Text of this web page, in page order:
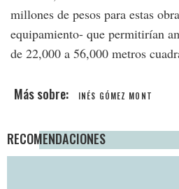
millones de pesos para estas
equipamiento- que permitirían
de 22,000 a 56,000 metros
INÉS GÓMEZ MONT
RECOMENDACIONES